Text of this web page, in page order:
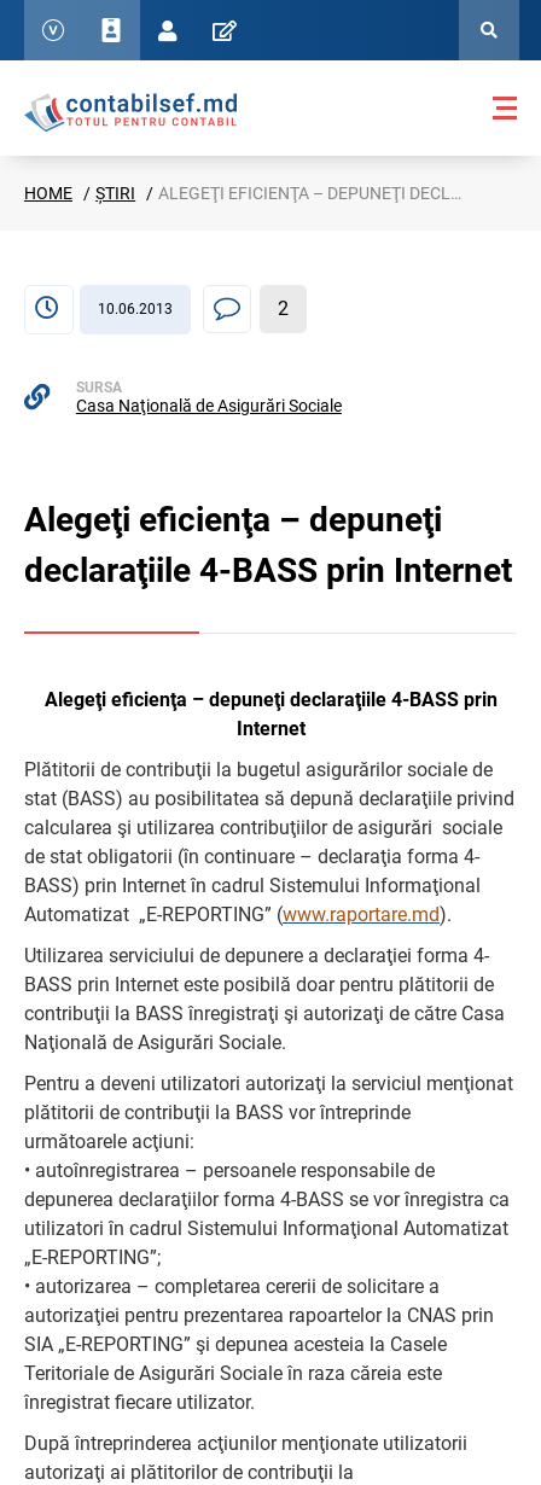
HOME ȘTIRI ALEGEŢI EFICIENŢA – DEPUNEŢI DECLARAŢIILE 4-BASS PRIN INTERNET
10.06.2013 2
SURSA
Casa Naţională de Asigurări Sociale
Alegeţi eficienţa – depuneţi
declaraţiile 4-BASS prin Internet
Alegeţi eficienţa – depuneţi declaraţiile 4-BASS prin
Internet
Plătitorii de contribuţii la bugetul asigurărilor sociale de
stat (BASS) au posibilitatea să depună declaraţiile privind
calcularea şi utilizarea contribuţiilor de asigurări sociale
de stat obligatorii (în continuare – declaraţia forma 4-
BASS) prin Internet în cadrul Sistemului Informaţional
Automatizat „E-REPORTING” (www.raportare.md).
Utilizarea serviciului de depunere a declaraţiei forma 4-
BASS prin Internet este posibilă doar pentru plătitorii de
contribuţii la BASS înregistraţi şi autorizaţi de către Casa
Naţională de Asigurări Sociale.
Pentru a deveni utilizatori autorizaţi la serviciul menţionat
plătitorii de contribuţii la BASS vor întreprinde
următoarele acţiuni:
• autoînregistrarea – persoanele responsabile de
depunerea declaraţiilor forma 4-BASS se vor înregistra ca
utilizatori în cadrul Sistemului Informaţional Automatizat
„E-REPORTING”;
• autorizarea – completarea cererii de solicitare a
autorizaţiei pentru prezentarea rapoartelor la CNAS prin
SIA „E-REPORTING” şi depunea acesteia la Casele
Teritoriale de Asigurări Sociale în raza căreia este
înregistrat fiecare utilizator.
După întreprinderea acţiunilor menţionate utilizatorii
autorizaţi ai plătitorilor de contribuţii la